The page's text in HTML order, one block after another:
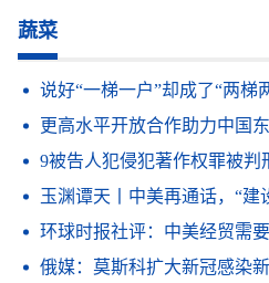
蔬菜
说好“一梯一户”却成了“两梯
更高水平开放合作助力中国
9被告人犯侵犯著作权罪被判
玉渊谭天丨中美再通话，“建
环球时报社评：中美经贸需
俄媒：莫斯科扩大新冠感染